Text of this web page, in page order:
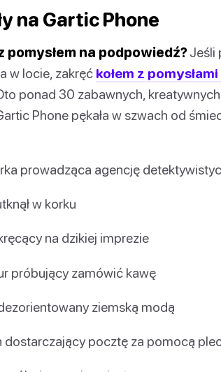
na Gartic Phone
pomysłem na podpowiedź?Jeśli
w locie, zakręć kołem z
ponad 30 zabawnych,
Phone pękała w szwach od
prowadząca agencję
w korku
na dzikiej imprezie
próbujący zamówić kawę
ziemską modą
dostarczający pocztę za pomocą